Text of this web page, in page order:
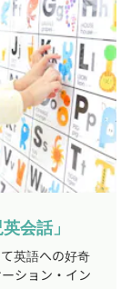
会話」
英語への好奇
ション・イン